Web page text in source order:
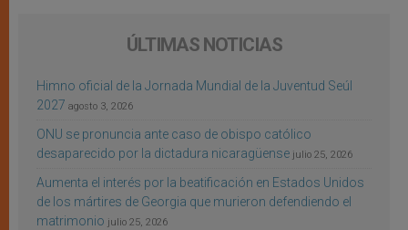
ÚLTIMAS NOTICIAS
Himno oficial de la Jornada Mundial de la Juventud Seúl
2027 agosto 3, 2026
ONU se pronuncia ante caso de obispo católico
desaparecido por la dictadura nicaragüense julio 25, 2026
Aumenta el interés por la beatificación en Estados Unidos
de los mártires de Georgia que murieron defendiendo el
matrimonio julio 25, 2026